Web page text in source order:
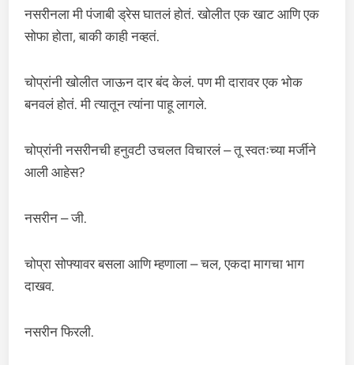
नसरीनला मी पंजाबी ड्रेस घातलं होतं. खोलीत एक खाट आणि एक
सोफा होता, बाकी काही नव्हतं.
चोप्रांनी खोलीत जाऊन दार बंद केलं. पण मी दारावर एक भोक
बनवलं होतं. मी त्यातून त्यांना पाहू लागले.
चोप्रांनी नसरीनची हनुवटी उचलत विचारलं – तू स्वतःच्या मर्जीने
आली आहेस?
नसरीन – जी.
चोप्रा सोफ्यावर बसला आणि म्हणाला – चल, एकदा मागचा भाग
दाखव.
नसरीन फिरली.